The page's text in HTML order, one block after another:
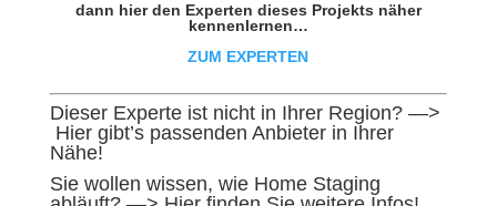
dann hier den Experten dieses Projekts näher
kennenlernen…
ZUM EXPERTEN
Dieser Experte ist nicht in Ihrer Region? —>
Hier gibt’s passenden Anbieter in Ihrer
Nähe!
Sie wollen wissen, wie Home Staging